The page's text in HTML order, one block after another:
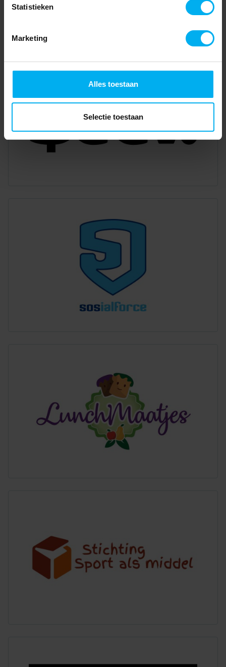
Statistieken
Marketing
Alles toestaan
Selectie toestaan